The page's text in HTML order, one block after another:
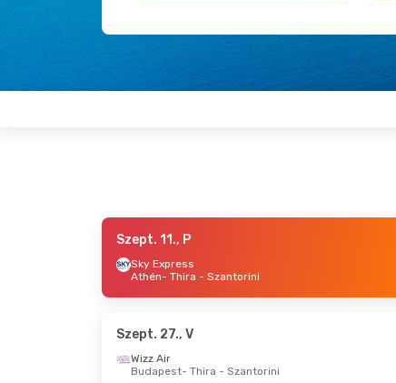
- Okt. 13., K
- Thira - Szantorini
- Szept. 3., Cs
Szept. 11., P
Sky Express
Athén- Thira - Szantorini
Szept. 27., V
Wizz Air
Budapest- Thira - Szantorini